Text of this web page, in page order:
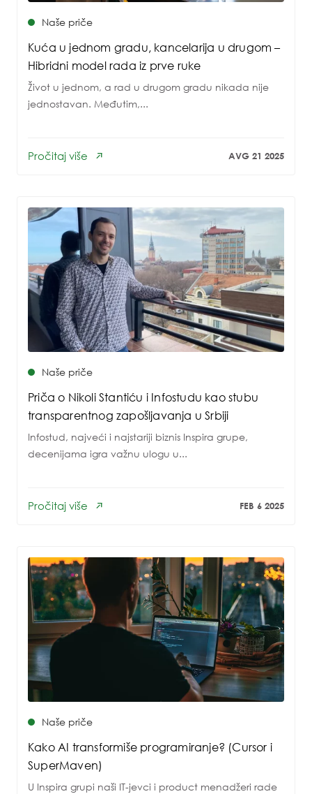
Naše priče
Kuća u jednom gradu, kancelarija u drugom –
Hibridni model rada iz prve ruke
Život u jednom, a rad u drugom gradu nikada nije
jednostavan. Međutim,...
Pročitaj više AVG 21 2025
Naše priče
Priča o Nikoli Stantiću i Infostudu kao stubu
transparentnog zapošljavanja u Srbiji
Infostud, najveći i najstariji biznis Inspira grupe,
decenijama igra važnu ulogu u...
Pročitaj više FEB 6 2025
Naše priče
Kako AI transformiše programiranje? (Cursor i
SuperMaven)
U Inspira grupi naši IT-jevci i product menadžeri rade